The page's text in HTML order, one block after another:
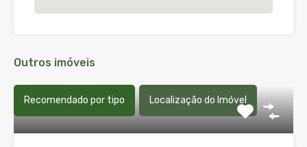
Outros imóveis
Recomendado por tipo Localização do Imóvel